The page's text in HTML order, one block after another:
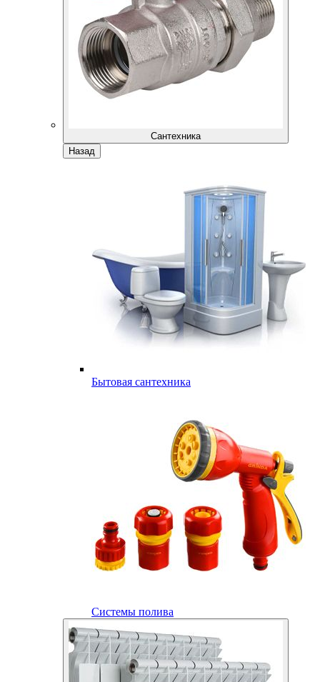
Сантехника
Назад
Бытовая сантехника
Системы полива